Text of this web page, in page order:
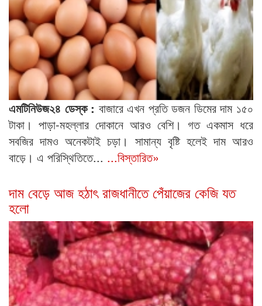
এমটিনিউজ২৪ ডেস্ক : বাজারে এখন প্রতি ডজন ডিমের দাম ১৫০
টাকা। পাড়া-মহল্লার দোকানে আরও বেশি। গত একমাস ধরে
সবজির দামও অনেকটাই চড়া। সামান্য বৃষ্টি হলেই দাম আরও
বাড়ে। এ পরিস্থিতিতে... ...বিস্তারিত»
দাম বেড়ে আজ হঠাৎ রাজধানীতে পেঁয়াজের কেজি যত
হলো